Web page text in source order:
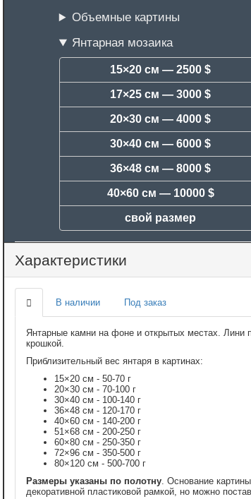
Объемные картины
Янтарная мозаика
15×20 см —2500 $
17×25 см —3000 $
20×30 см —4000 $
30×40 см —6000 $
36×48 см —8000 $
40×60 см — 10000 $
свой размер
Характеристики
В наличии Под заказ
Янтарные камни на фоне и открытых местах. Лини
крошкой.
Приблизительный вес янтаря в картинах:
15×20 см - 50-70 г
20×30 см - 70-100 г
30×40 см - 100-140 г
36×48 см - 120-170 г
40×60 см - 140-200 г
51×68 см - 200-250 г
60×80 см - 250-350 г
72×96 см - 350-500 г
80×120 см - 500-700 г
Размеры указаны по полотну. Основание
декоративной пластиковой рамкой, но можно